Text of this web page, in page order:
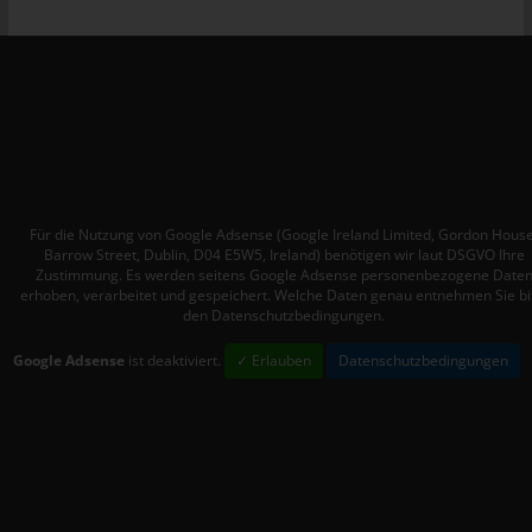
Für die Nutzung von Google Adsense (Google Ireland Limited, Gordon
Barrow Street, Dublin, D04 E5W5, Ireland) benötigen wir laut DSGVO Ihre
Zustimmung. Es werden seitens Google Adsense personenbezogene Daten
erhoben, verarbeitet und gespeichert. Welche Daten genau entnehmen Sie
den Datenschutzbedingungen.
Google Adsense ist deaktiviert. ✓ Erlauben Datenschutzbedingungen
einer sonstigen eindeutigen bestätigenden Handlung, mit der
die betroffene Person zu verstehen gibt, dass sie mit der
Verarbeitung der sie betreffenden personenbezogenen Daten
Name und Anschrift des für die